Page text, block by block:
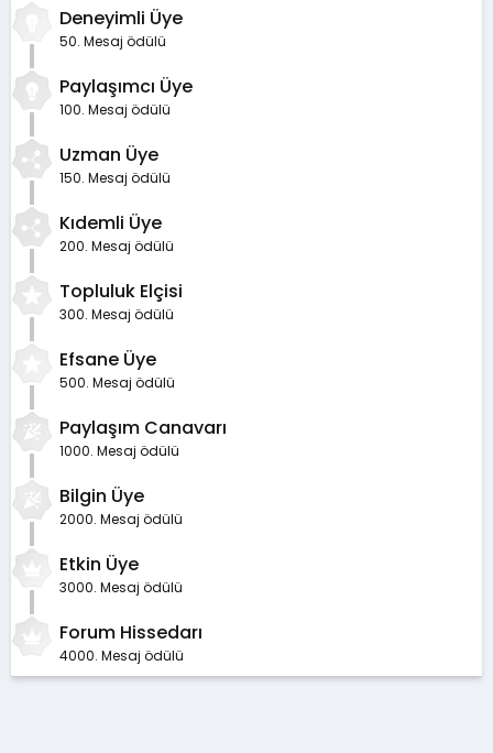
Deneyimli Üye
50. Mesaj ödülü
Paylaşımcı Üye
100. Mesaj ödülü
Uzman Üye
150. Mesaj ödülü
Kıdemli Üye
200. Mesaj ödülü
Topluluk Elçisi
300. Mesaj ödülü
Efsane Üye
500. Mesaj ödülü
Paylaşım Canavarı
1000. Mesaj ödülü
Bilgin Üye
2000. Mesaj ödülü
Etkin Üye
3000. Mesaj ödülü
Forum Hissedarı
4000. Mesaj ödülü